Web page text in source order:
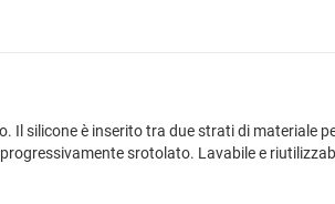
silicone è inserito tra due strati di materiale
srotolato. Lavabile e